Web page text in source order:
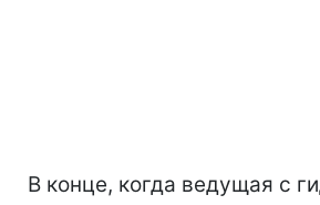
В конце, когда ведущая с